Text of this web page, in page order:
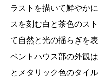
ラストを描いて鮮やか
スを刻む白と茶色のス
て自然と光の揺らぎを
ペントハウス部の外観
とメタリック色のタイ